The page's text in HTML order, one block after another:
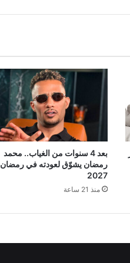
بعد 4 سنوات من الغياب.. محمد
رمضان يشوّق لعودته في رمضان
2027
منذ 21 ساعة